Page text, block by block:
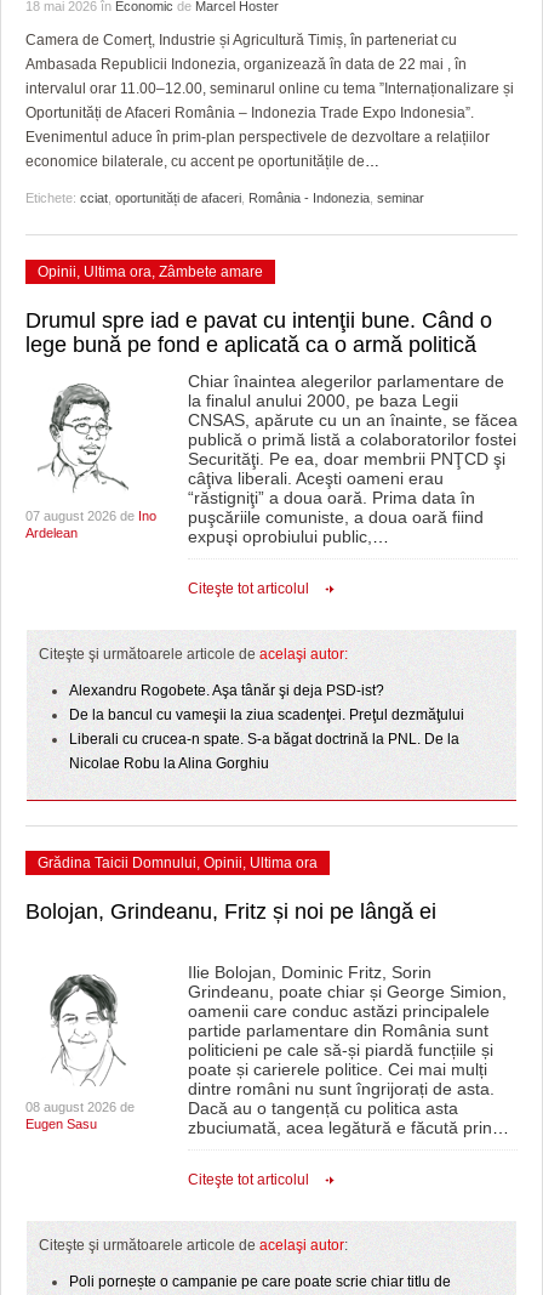
GRĂDINA TAICII DOMNULUI
ZIARISTU’ DE TERASĂ
CU OIŞTEA-N KIERKEGAARD
FINANŢĂRI DE LA A LA Z
PE SURSE
CRONICĂ DE FILM
UNDE MERGEM
FILME DOCUMENTARE
CLIPURI VIDEO
JOCURI ONLINE
ACCIDENTE
ANUNŢURI
INFO SI UTILE
CULTURA
INVATAMANT
CLIPURI VIDEO
JOCURI ONLINE
DIVERSE
FARMACII DIN TIMIŞOARA
HARTA TIMIŞOAREI
LICEE, ŞCOLI ŞI GRĂDINIŢE DIN TIMIŞ
PRIMĂRIILE DIN TIMIŞ
SFATUL MEDICULUI
SFATURI JURIDICE
18 mai 2026 în Economic de Marcel Hoster
Camera de Comerț, Industrie și Agricultură Timiș, în parteneriat cu
Ambasada Republicii Indonezia, organizează în data de 22 mai , în
intervalul orar 11.00–12.00, seminarul online cu tema ”Internaționalizare și
Oportunități de Afaceri România – Indonezia Trade Expo Indonesia”.
Evenimentul aduce în prim-plan perspectivele de dezvoltare a relațiilor
economice bilaterale, cu accent pe oportunitățile de…
Etichete: cciat oportunități de afaceri România - Indonezia seminar
Opinii, Ultima ora, Zâmbete amare
Drumul spre iad e pavat cu intenţii bune. Când o
lege bună pe fond e aplicată ca o armă politică
07 august 2026 de Ino
Ardelean
Chiar înaintea alegerilor parlamentare de
la finalul anului 2000, pe baza Legii
CNSAS, apărute cu un an înainte, se făcea
publică o primă listă a colaboratorilor fostei
Securităţi. Pe ea, doar membrii PNŢCD şi
câţiva liberali. Aceşti oameni erau
“răstigniţi” a doua oară. Prima data în
puşcăriile comuniste, a doua oară fiind
expuşi oprobiului public,…
Citeşte tot articolul
Citeşte şi următoarele articole de acelaşi autor:
Alexandru Rogobete. Aşa tânăr şi deja PSD-ist?
De la bancul cu vameşii la ziua scadenţei. Preţul dezmăţului
Liberali cu crucea-n spate. S-a băgat doctrină la PNL. De la
Nicolae Robu la Alina Gorghiu
Grădina Taicii Domnului, Opinii, Ultima ora
Bolojan, Grindeanu, Fritz și noi pe lângă ei
08 august 2026 de
Eugen Sasu
Ilie Bolojan, Dominic Fritz, Sorin
Grindeanu, poate chiar și George Simion,
oamenii care conduc astăzi principalele
partide parlamentare din România sunt
politicieni pe cale să-și piardă funcțiile și
poate și carierele politice. Cei mai mulți
dintre români nu sunt îngrijorați de asta.
Dacă au o tangență cu politica asta
zbuciumată, acea legătură e făcută prin…
Citeşte tot articolul
Citeşte şi următoarele articole de acelaşi autor:
Poli pornește o campanie pe care poate scrie chiar titlu de